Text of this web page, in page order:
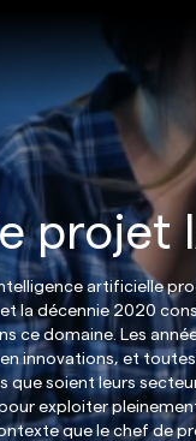
projet
artificielle
la décennie 2020
ce domaine. Les
innovations, et
que soient leurs
exploiter
que le chef de